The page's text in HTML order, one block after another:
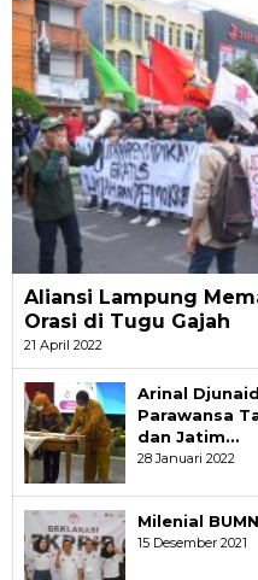
Aliansi Lampung
Orasi di Tugu Gajah
21 April 2022
Arinal
Parawansa
dan Jatim…
28 Januari 2022
Milenial
15 Desember 2021